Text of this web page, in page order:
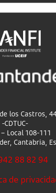
los Castros,
-CDTUC-
– Local 108-111
Cantabria,
88 82 94
de